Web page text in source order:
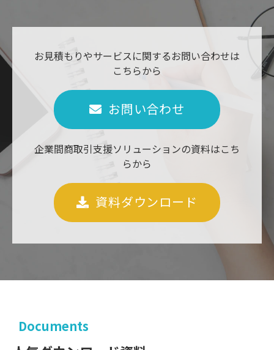
お見積もりやサービスに関するお問い合わせは
こちらから
お問い合わせ
企業間商取引支援ソリューションの資料はこち
らから
資料ダウンロード
Documents